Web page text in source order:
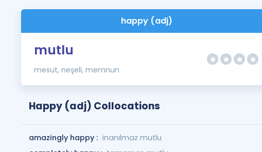
happy (adj)
mutlu
mesut, neşeli, memnun
Happy (adj) Collocations
amazingly happy : inanılmaz mutlu